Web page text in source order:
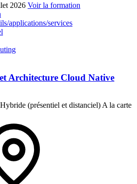
2026 Voir la formation
applications/services
Architecture Cloud Native
Hybride (présentiel et distanciel) A la carte